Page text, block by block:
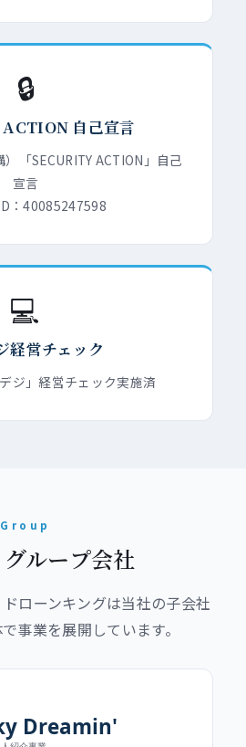
🔒
自己宣言
「SECURITY ACTION」自己
宣言
：40085247598
💻
経営チェック
ジ」経営チェック実施済
Group
ループ会社
ローンキングは当社の子会社
事業を展開しています。